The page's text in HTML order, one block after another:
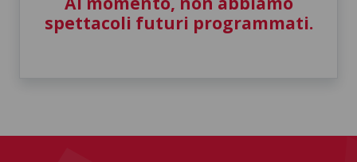
spettacoli futuri programmati.